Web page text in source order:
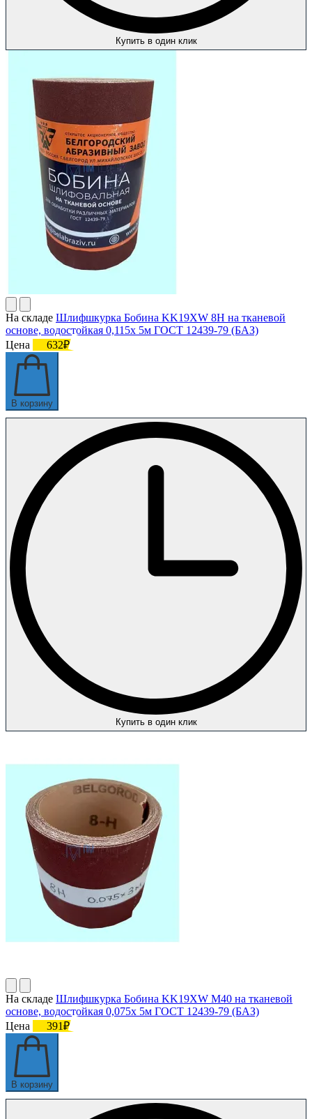
Купить в один клик
На складе Шлифшкурка Бобина KK19XW 8H на тканевой
основе, водостойкая 0,115х 5м ГОСТ 12439-79 (БАЗ)
Цена
632₽
В корзину
Купить в один клик
На складе Шлифшкурка Бобина KK19XW M40 на тканевой
основе, водостойкая 0,075х 5м ГОСТ 12439-79 (БАЗ)
Цена
391₽
В корзину